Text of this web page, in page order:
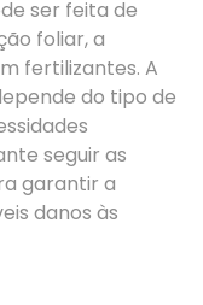
ser feita de
foliar, a
fertilizantes. A
do tipo de
seguir as
garantir a
danos às